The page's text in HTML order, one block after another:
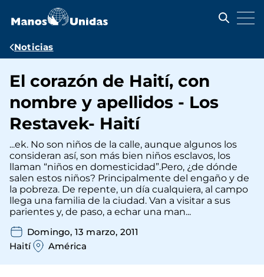
contenido
Ruta
navegación
Noticias
El corazón de Haití, con
nombre y apellidos - Los
Restavek- Haití
...ek. No son niños de la calle, aunque algunos los
consideran así, son más bien niños esclavos, los
llaman “niños en domesticidad”.Pero, ¿de dónde
salen estos niños? Principalmente del engaño y de
la pobreza. De repente, un día cualquiera, al campo
llega una familia de la ciudad. Van a visitar a sus
parientes y, de paso, a echar una man...
Domingo, 13 marzo, 2011
Haití
América